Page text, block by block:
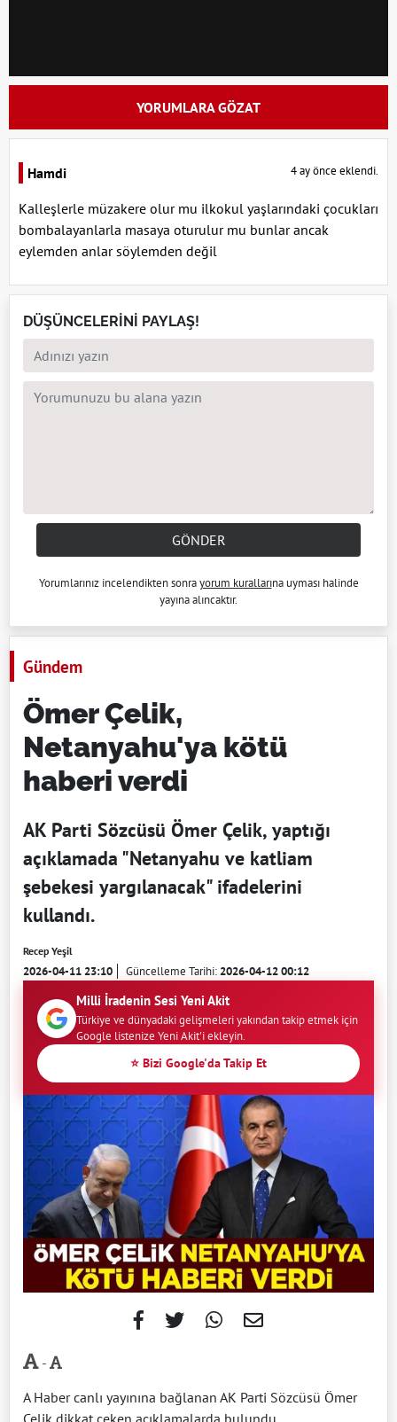
YORUMLARA GÖZAT
Hamdi 4 ay önce eklendi.
Kalleşlerle müzakere olur mu ilkokul yaşlarındaki çocukları
bombalayanlarla masaya oturulur mu bunlar ancak
eylemden anlar söylemden değil
DÜŞÜNCELERİNİ PAYLAŞ!
GÖNDER
Yorumlarınız incelendikten sonrayorum kurallarına uyması halinde
yayına alıncaktır.
Gündem
Ömer Çelik,
Netanyahu'ya kötü
haberi verdi
AK Parti Sözcüsü Ömer Çelik, yaptığı
açıklamada "Netanyahu ve katliam
şebekesi yargılanacak" ifadelerini
kullandı.
Recep Yeşil
2026-04-11 23:10 Güncelleme Tarihi:2026-04-12 00:12
Milli İradenin Sesi Yeni Akit
Türkiye ve dünyadaki gelişmeleri yakından takip etmek için
Google listenize Yeni Akit'i ekleyin.
⭐ Bizi Google'da Takip Et
-
A Haber canlı yayınına bağlanan AK Parti Sözcüsü Ömer